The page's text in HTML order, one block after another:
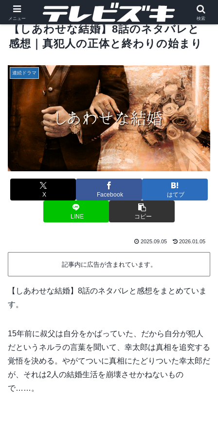
【しあわせな結婚】8話のネタバレと
感想｜真犯人の正体と終わりの始まり
連続ドラマ
X Facebook はてブ
LINE コピー
2025.09.05 2026.01.05
記事内に広告が含まれています。
【しあわせな結婚】8話のネタバレと感想をまとめていま
す。
15年前に叔父は自分をかばっていた、だから自分が犯人
だというネルラの言葉を聞いて、幸太郎は真相を追究する
覚悟を決める。やがてついに真相にたどりついた幸太郎だ
が、それは2人の結婚生活を崩壊させかねないもの
で……。
メニュー 検索